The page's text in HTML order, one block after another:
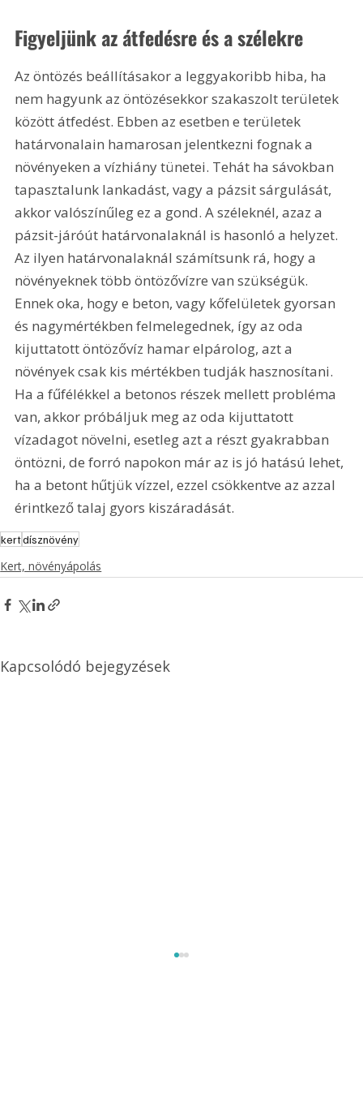
Figyeljünk az átfedésre és a szélekre
Az öntözés beállításakor a leggyakoribb hiba, ha
nem hagyunk az öntözésekkor szakaszolt területek
között átfedést. Ebben az esetben e területek
határvonalain hamarosan jelentkezni fognak a
növényeken a vízhiány tünetei. Tehát ha sávokban
tapasztalunk lankadást, vagy a pázsit sárgulását,
akkor valószínűleg ez a gond. A széleknél, azaz a
pázsit-járóút határvonalaknál is hasonló a helyzet.
Az ilyen határvonalaknál számítsunk rá, hogy a
növényeknek több öntözővízre van szükségük.
Ennek oka, hogy e beton, vagy kőfelületek gyorsan
és nagymértékben felmelegednek, így az oda
kijuttatott öntözővíz hamar elpárolog, azt a
növények csak kis mértékben tudják hasznosítani.
Ha a fűfélékkel a betonos részek mellett probléma
van, akkor próbáljuk meg az oda kijuttatott
vízadagot növelni, esetleg azt a részt gyakrabban
öntözni, de forró napokon már az is jó hatású lehet,
ha a betont hűtjük vízzel, ezzel csökkentve az azzal
érintkező talaj gyors kiszáradását.
kertdísznövény
Kert, növényápolás
Kapcsolódó bejegyzések